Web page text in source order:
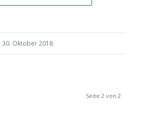
30. Oktober 2018
Seite 2 von 2